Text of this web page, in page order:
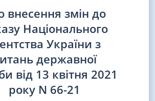
внесення змін до
Національного
України з
державної
від 13 квітня 2021
року N 66-21